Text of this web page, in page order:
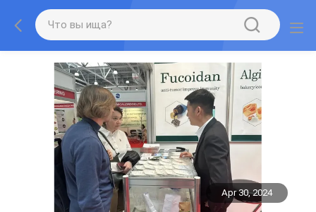
Apr 30, 2024